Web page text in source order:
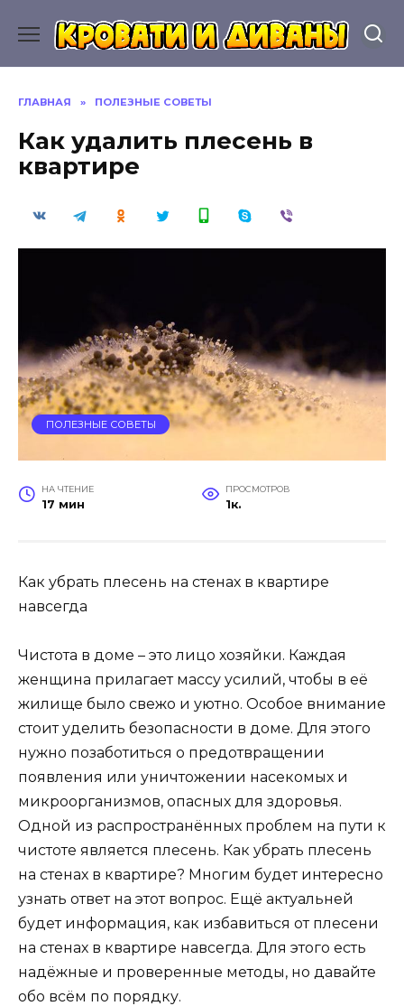
содержанию
ГЛАВНАЯ » ПОЛЕЗНЫЕ СОВЕТЫ
Как удалить плесень в
квартире
ПОЛЕЗНЫЕ СОВЕТЫ
НА ЧТЕНИЕ
17 мин
ПРОСМОТРОВ
1к.
Как убрать плесень на стенах в квартире
навсегда
Чистота в доме – это лицо хозяйки. Каждая
женщина прилагает массу усилий, чтобы в её
жилище было свежо и уютно. Особое внимание
стоит уделить безопасности в доме. Для этого
нужно позаботиться о предотвращении
появления или уничтожении насекомых и
микроорганизмов, опасных для здоровья.
Одной из распространённых проблем на пути к
чистоте является плесень. Как убрать плесень
на стенах в квартире? Многим будет интересно
узнать ответ на этот вопрос. Ещё актуальней
будет информация, как избавиться от плесени
на стенах в квартире навсегда. Для этого есть
надёжные и проверенные методы, но давайте
обо всём по порядку.